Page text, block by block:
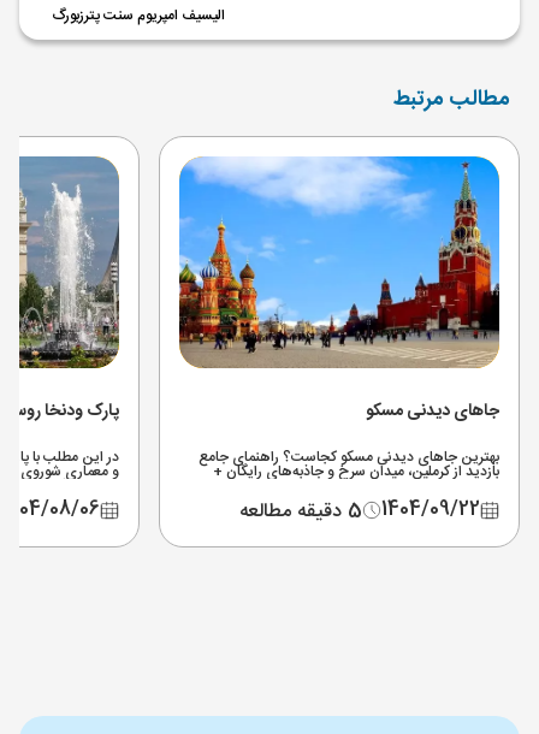
الیسیف امپریوم سنت پترزبورگ
مطالب مرتبط
جاهای دیدنی مسکو
بهترین جاهای دیدنی مسکو کجاست؟ راهنمای جامع
بازدید از کرملین، میدان سرخ و جاذبه‌های رایگان +
هزینه بلیط‌ها و نقشه مترو گردی در سال 2025.
1404/09/22 5 دقیقه مطالعه
پارک ودنخا روسیه
و معماری شوروی تا
موزه فضا آشنا
1404/08/06